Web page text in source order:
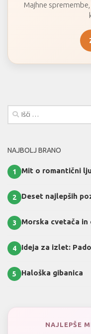
Majhne
Išči:
NAJBOLJ BRANO
1 Mit o romantični
2 Deset najlepših
3 Morska cvetača
4 Ideja za izlet:
5 Haloška gibanica
NAJLEPŠE